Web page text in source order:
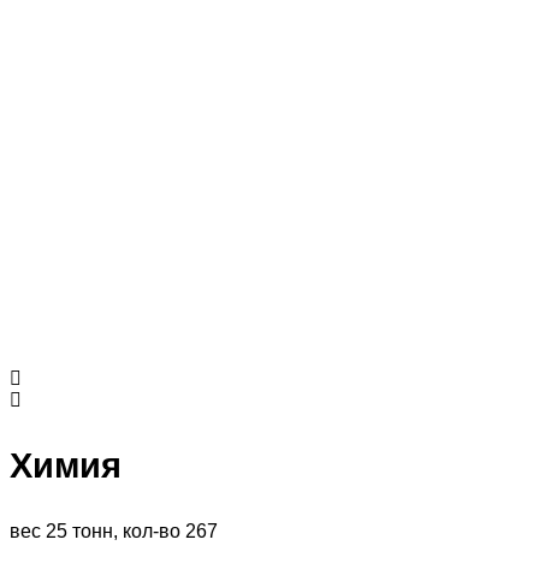
Химия
вес 25 тонн, кол-во 267